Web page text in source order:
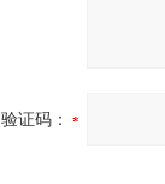
验证码：